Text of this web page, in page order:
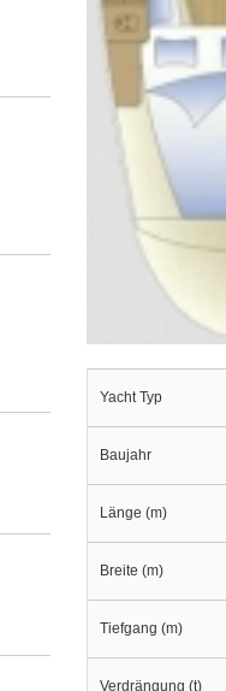
Yacht Typ
Baujahr
Länge (m)
Breite (m)
Tiefgang (m)
Verdrängung (t)